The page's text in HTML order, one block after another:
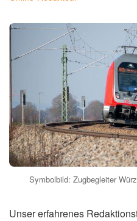
Symbolbild: Zugbegleiter
Unser erfahrenes